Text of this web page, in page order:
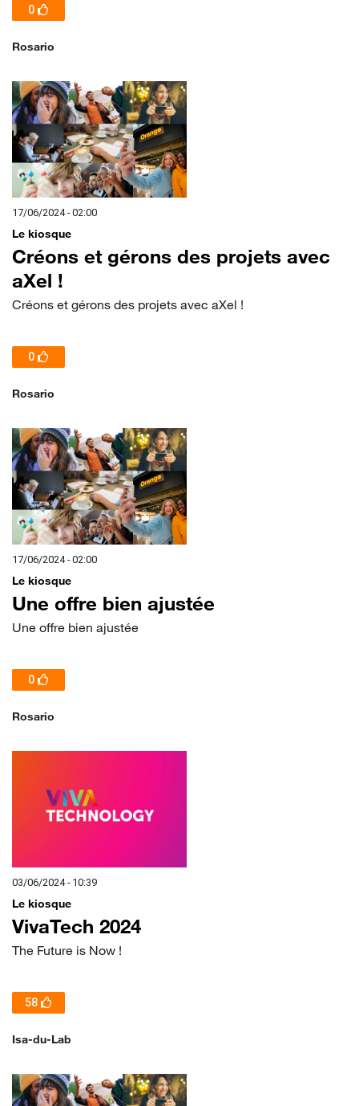
0
Rosario
17/06/2024 - 02:00
Le kiosque
Créons et gérons des projets avec
aXel !
Créons et gérons des projets avec aXel !
0
Rosario
17/06/2024 - 02:00
Le kiosque
Une offre bien ajustée
Une offre bien ajustée
0
Rosario
03/06/2024 - 10:39
Le kiosque
VivaTech 2024
The Future is Now !
58
Isa-du-Lab